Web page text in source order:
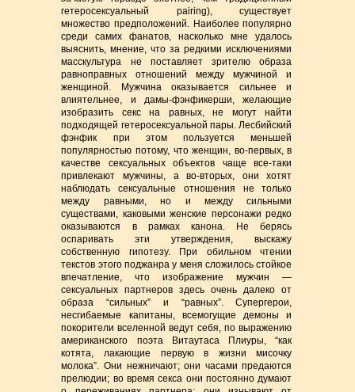
гетеросексуальный pairing), существует
множество предположений. Наиболее популярно
среди самих фанатов, насколько мне удалось
выяснить, мнение, что за редкими исключениями
масскультура не поставляет зрителю образа
равноправных отношений между мужчиной и
женщиной. Мужчина оказывается сильнее и
влиятельнее, и дамы-фэнфикерши, желающие
изобразить секс на равных, не могут найти
подходящей гетеросексуальной пары. Лесбийский
фэнфик при этом пользуется меньшей
популярностью потому, что женщин, во-первых, в
качестве сексуальных объектов чаще все-таки
привлекают мужчины, а во-вторых, они хотят
наблюдать сексуальные отношения не только
между равными, но и между сильными
существами, каковыми женские персонажи редко
оказываются в рамках канона. Не берясь
оспаривать эти утверждения, выскажу
собственную гипотезу. При обильном чтении
текстов этого поджанра у меня сложилось стойкое
впечатление, что изображение мужчин —
сексуальных партнеров здесь очень далеко от
образа “сильных” и “равных”. Супергерои,
несгибаемые капитаны, всемогущие демоны и
покорители вселенной ведут себя, по выражению
американского поэта Витаутаса Плиуры, “как
котята, лакающие первую в жизни мисочку
молока”. Они нежничают; они часами предаются
прелюдии; во время секса они постоянно думают